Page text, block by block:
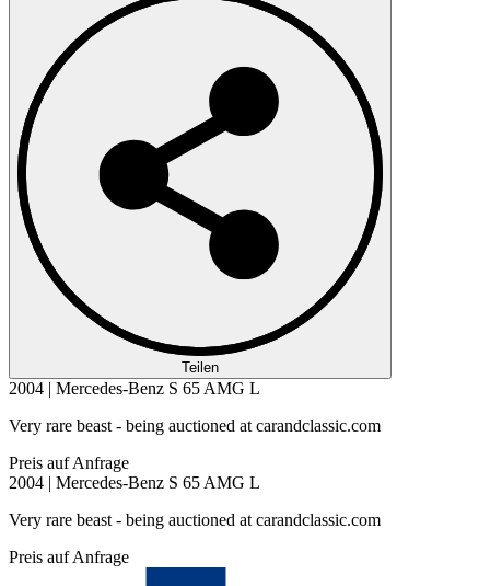
Teilen
2004 | Mercedes-Benz S 65 AMG L
Very rare beast - being auctioned at carandclassic.com
Preis auf Anfrage
2004 | Mercedes-Benz S 65 AMG L
Very rare beast - being auctioned at carandclassic.com
Preis auf Anfrage